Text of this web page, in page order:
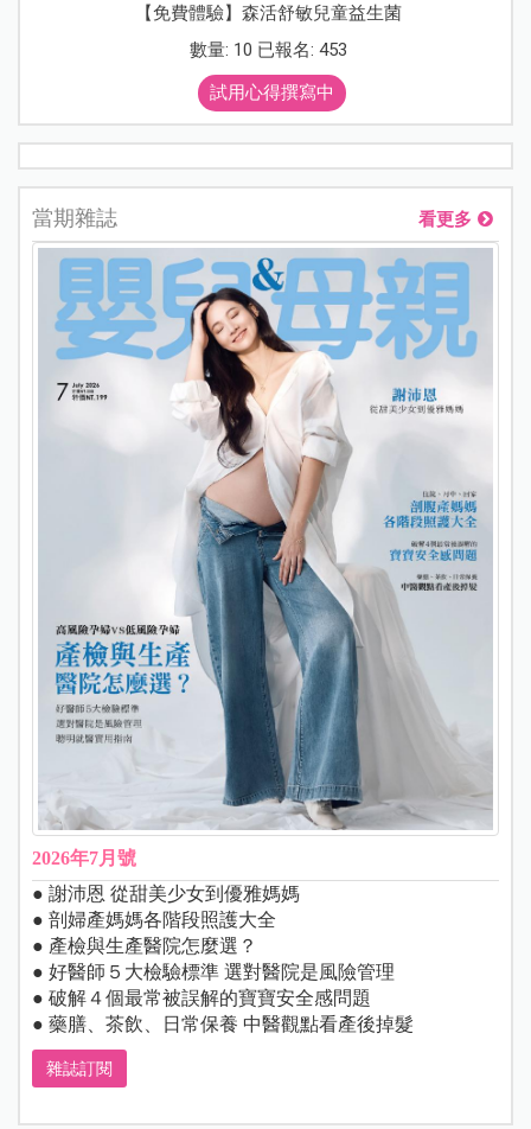
【免費體驗】森活舒敏兒童益生菌
數量: 10 已報名: 453
試用心得撰寫中
當期雜誌 看更多
2026年7月號
● 謝沛恩 從甜美少女到優雅媽媽
● 剖婦產媽媽各階段照護大全
● 產檢與生產醫院怎麼選？
● 好醫師５大檢驗標準 選對醫院是風險管理
● 破解４個最常被誤解的寶寶安全感問題
● 藥膳、茶飲、日常保養 中醫觀點看產後掉髮
雜誌訂閱